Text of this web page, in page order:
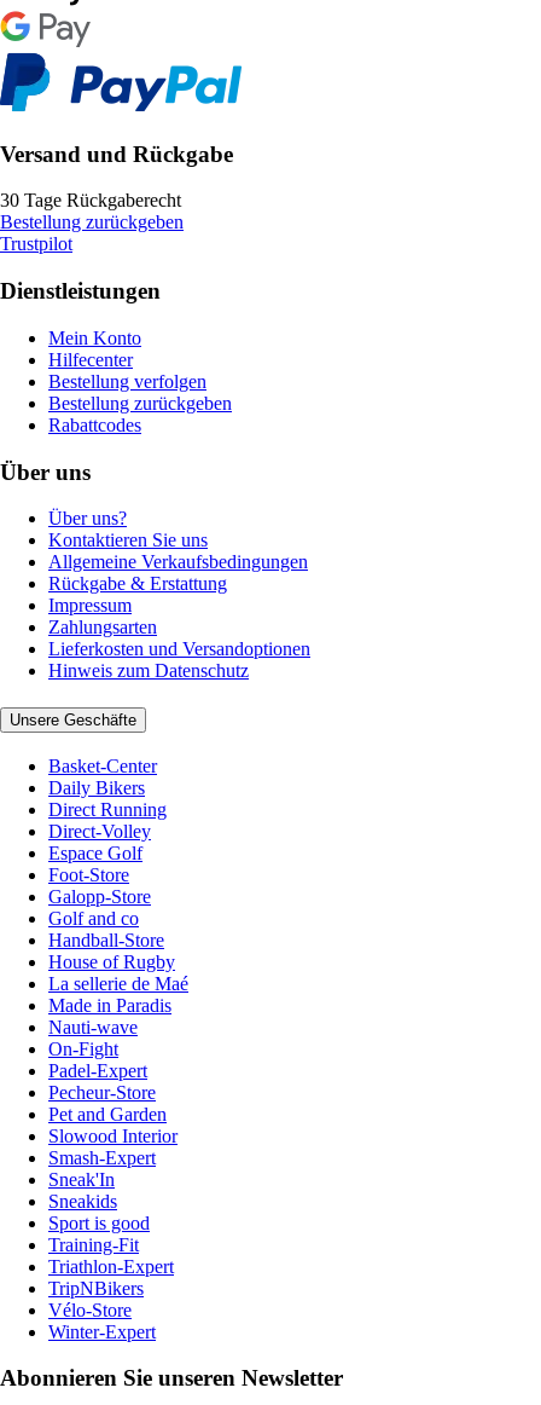
Versand und Rückgabe
30 Tage Rückgaberecht
Bestellung zurückgeben
Trustpilot
Dienstleistungen
Mein Konto
Hilfecenter
Bestellung verfolgen
Bestellung zurückgeben
Rabattcodes
Über uns
Über uns?
Kontaktieren Sie uns
Allgemeine Verkaufsbedingungen
Rückgabe & Erstattung
Impressum
Zahlungsarten
Lieferkosten und Versandoptionen
Hinweis zum Datenschutz
Unsere Geschäfte
Basket-Center
Daily Bikers
Direct Running
Direct-Volley
Espace Golf
Foot-Store
Galopp-Store
Golf and co
Handball-Store
House of Rugby
La sellerie de Maé
Made in Paradis
Nauti-wave
On-Fight
Padel-Expert
Pecheur-Store
Pet and Garden
Slowood Interior
Smash-Expert
Sneak'In
Sneakids
Sport is good
Training-Fit
Triathlon-Expert
TripNBikers
Vélo-Store
Winter-Expert
Abonnieren Sie unseren Newsletter